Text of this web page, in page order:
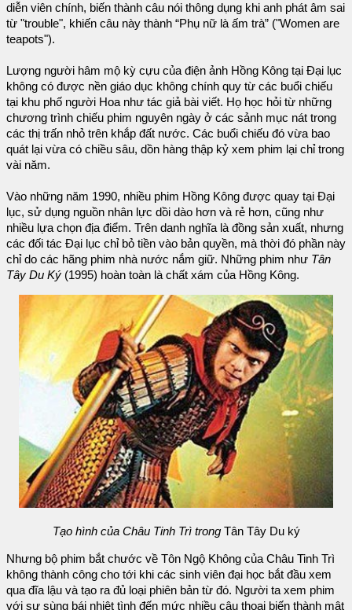
diễn viên chính, biến thành câu nói thông dụng khi anh phát âm sai
từ "trouble", khiến câu này thành “Phụ nữ là ấm trà” ("Women are
teapots").
Lượng người hâm mộ kỳ cựu của điện ảnh Hồng Kông tại Đại lục
không có được nền giáo dục không chính quy từ các buổi chiếu
tại khu phố người Hoa như tác giả bài viết. Họ học hỏi từ những
chương trình chiếu phim nguyên ngày ở các sảnh mục nát trong
các thị trấn nhỏ trên khắp đất nước. Các buổi chiếu đó vừa bao
quát lại vừa có chiều sâu, dồn hàng thập kỷ xem phim lại chỉ trong
vài năm.
Vào những năm 1990, nhiều phim Hồng Kông được quay tại Đại
lục, sử dụng nguồn nhân lực dồi dào hơn và rẻ hơn, cũng như
nhiều lựa chọn địa điểm. Trên danh nghĩa là đồng sản xuất, nhưng
các đối tác Đại lục chỉ bỏ tiền vào bản quyền, mà thời đó phần này
chỉ do các hãng phim nhà nước nắm giữ. Những phim như Tân
Tây Du Ký (1995) hoàn toàn là chất xám của Hồng Kông.
Tạo hình của Châu Tinh Trì trong Tân Tây Du ký
Nhưng bộ phim bắt chước về Tôn Ngộ Không của Châu Tinh Trì
không thành công cho tới khi các sinh viên đại học bắt đầu xem
qua đĩa lậu và tạo ra đủ loại phiên bản từ đó. Người ta xem phim
với sự sùng bái nhiệt tình đến mức nhiều câu thoại biến thành mật